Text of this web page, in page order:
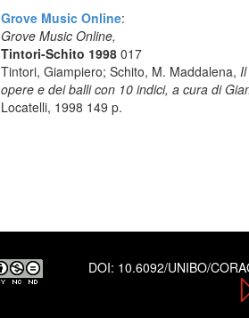
Grove Music Online:
Grove Music Online,
Tintori-Schito 1998 017
Tintori, Giampiero; Schito, M. Maddalena,
opere e dei balli con 10 indici, a cura di
Locatelli, 1998 149 p.
DOI: 10.6092/UNIBO/